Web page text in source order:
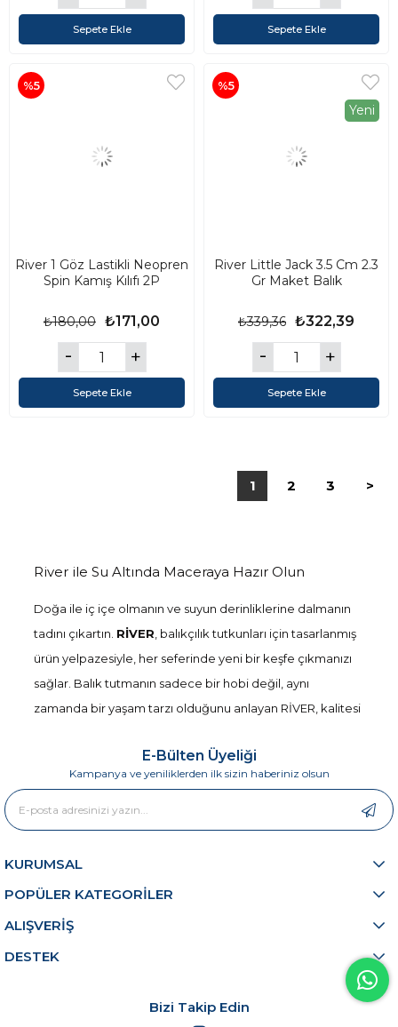
Sepete Ekle Sepete Ekle
River 1 Göz Lastikli Neopren
Spin Kamış Kılıfı 2P
₺171,00
₺180,00
Sepete Ekle
%5
River Little Jack 3.5 Cm 2.3
Gr Maket Balık
₺322,39
₺339,36
Sepete Ekle
%5
Yeni
1 2 3 >
River ile Su Altında Maceraya Hazır Olun
Doğa ile iç içe olmanın ve suyun derinliklerine dalmanın
tadını çıkartın. RİVER , balıkçılık tutkunları için tasarlanmış
ürün yelpazesiyle, her seferinde yeni bir keşfe çıkmanızı
sağlar. Balık tutmanın sadece bir hobi değil, aynı
zamanda bir yaşam tarzı olduğunu anlayan RİVER, kalitesi
deneyimli balıkçılar ve yeni başlayanlar için pratik
kullanım olanakları sunmak amacıyla özenle üretilmiştir.
Ürünlerimizin Derinliklerine İnme Zamanı
Neopren Spin Kamış Kılıfı
sıçramalarından korurken, taşıma kolaylığı da sağlar. Su
güvende tutmanın yanı sıra, kullanım kolaylığı da
E-Bülten Üyeliği
Kampanya ve yeniliklerden ilk sizin haberiniz olsun
KURUMSAL
POPÜLER KATEGORİLER
ALIŞVERİŞ
DESTEK
Bizi Takip Edin